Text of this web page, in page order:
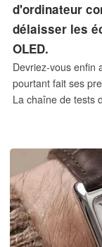
d'ordinateur
délaisser les
OLED.
Devriez-vous enfin
pourtant fait ses
La chaîne de tests
Unboxed » le
devraient